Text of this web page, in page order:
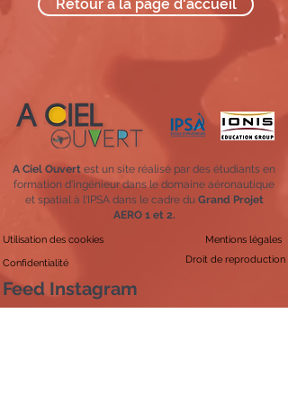
Retour à la page d'accueil
A Ciel Ouvert est un site réalisé par des étudiants en
formation d'ingénieur dans le domaine aéronautique
et spatial à l'IPSA dans le cadre du Grand Projet
AERO 1 et 2.
Utilisation des cookies
Confidentialité
Mentions légales
Droit de reproduction
Feed Instagram